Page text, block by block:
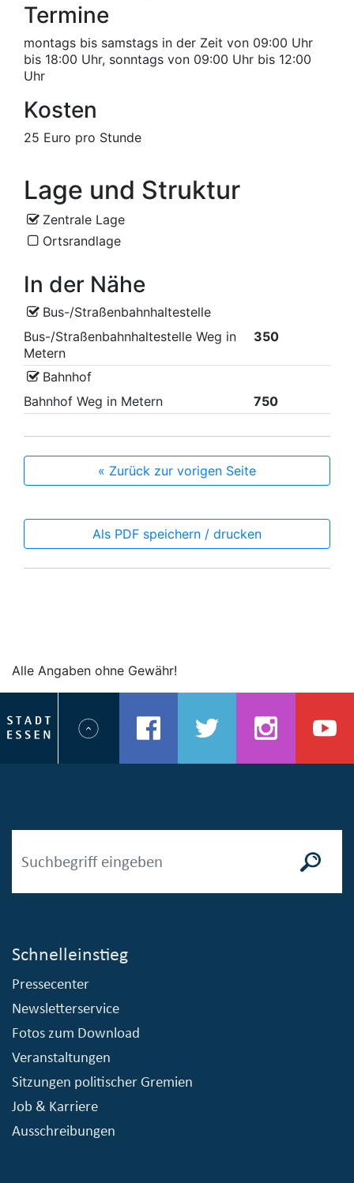
Termine
montags bis samstags in der Zeit von 09:00 Uhr
bis 18:00 Uhr, sonntags von 09:00 Uhr bis 12:00
Uhr
Kosten
25 Euro pro Stunde
Lage und Struktur
Zentrale Lage
Ortsrandlage
In der Nähe
Bus-/Straßenbahnhaltestelle
Bus-/Straßenbahnhaltestelle Weg in
Metern
350
Bahnhof
Bahnhof Weg in Metern
750
« Zurück zur vorigen Seite
Als PDF speichern / drucken
Alle Angaben ohne Gewähr!
Schnelleinstieg
Pressecenter
Newsletterservice
Fotos zum Download
Veranstaltungen
Sitzungen politischer Gremien
Job & Karriere
Ausschreibungen